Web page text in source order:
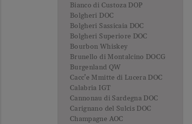
Bianco di Custoza DOP
Bolgheri DOC
Bolgheri Sassicaia DOC
Bolgheri Superiore DOC
Bourbon Whiskey
Brunello di Montalcino DOCG
Burgenland QW
Cacc’e Mmitte di Lucera DOC
Calabria IGT
Cannonau di Sardegna DOC
Carignano del Sulcis DOC
Champagne AOC